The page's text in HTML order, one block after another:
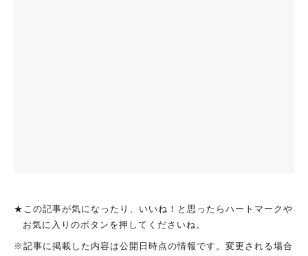
★この記事が気になったり、いいね！と思ったらハートマークや
お気に入りのボタンを押してくださいね。
※記事に掲載した内容は公開日時点の情報です。変更される場合